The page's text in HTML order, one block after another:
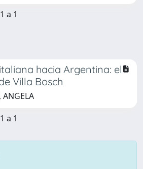
a 1
hacia Argentina: el
Villa Bosch
a 1